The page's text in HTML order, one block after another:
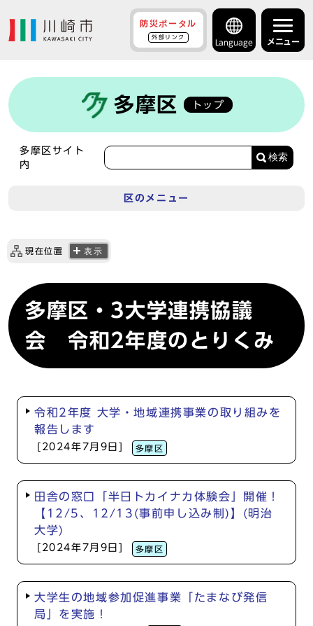
防災ポータル
外部リンク
Language メニュー
多摩区 トップ
多摩区サイト
内
検索
区のメニュー
現在位置 表示
多摩区・3大学連携協議
会 令和2年度のとりくみ
令和2年度 大学・地域連携事業の取り組みを
報告します
[2024年7月9日] 多摩区
田舎の窓口「半日トカイナカ体験会」開催！
【12/5、12/13(事前申し込み制)】(明治
大学)
[2024年7月9日] 多摩区
大学生の地域参加促進事業「たまなび発信
局」を実施！